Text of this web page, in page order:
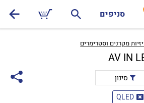
סניפים
מקרנים וסטרימרים‏
סינון
QLED